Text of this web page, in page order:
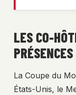
LES CO-
La Coupe du
États-Unis, le